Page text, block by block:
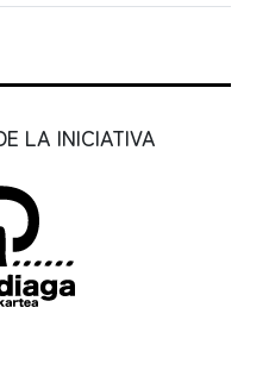
LA INICIATIVA